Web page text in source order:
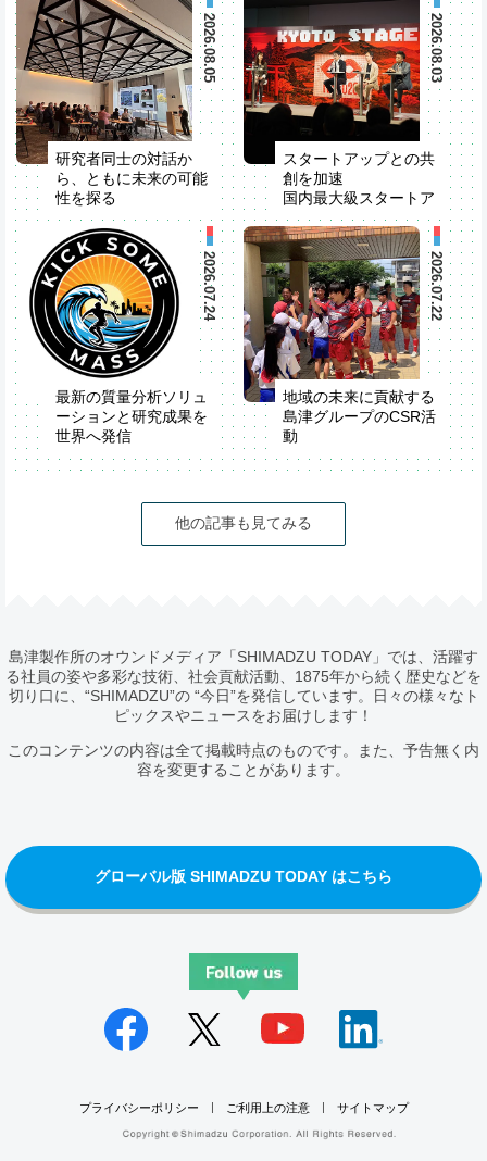
研究者同士の対話か
ら、ともに未来の可能
性を探る
米国でStrategic R&D
Partner Seminarを開
催
2026.08.05
スタートアップとの共
創を加速
国内最大級スタートア
ップイベント
「IVS2026」が開催
2026.08.03
最新の質量分析ソリュ
ーションと研究成果を
世界へ発信
第74回米国質量分析
学会（ASMS2026）
2026.07.24
地域の未来に貢献する
島津グループのCSR活
動
2026.07.22
他の記事も見てみる
島津製作所のオウンドメディア「SHIMADZU TODAY」では、活躍す
る社員の姿や多彩な技術、社会貢献活動、1875年から続く歴史などを
切り口に、“SHIMADZU”の “今日”を発信しています。日々の様々なト
ピックスやニュースをお届けします！
このコンテンツの内容は全て掲載時点のものです。また、予告無く内
容を変更することがあります。
グローバル版 SHIMADZU TODAY はこちら
プライバシーポリシー ご利用上の注意 サイトマップ